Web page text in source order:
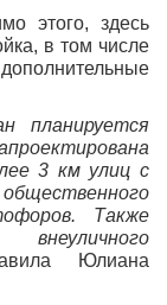
этого, здесь
в том числе
планируется
3 км улиц с
Также
Юлиана